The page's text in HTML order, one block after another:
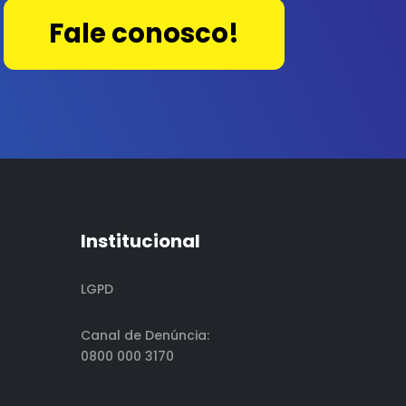
Fale conosco!
Institucional
LGPD
Canal de Denúncia:
0800 000 3170